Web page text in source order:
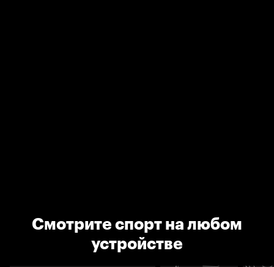
Смотрите спорт на любом
устройстве